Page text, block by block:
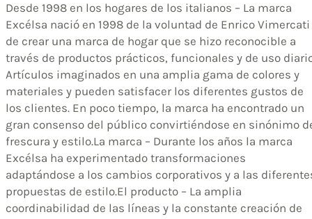
Desde 1998 en los hogares de los italianos – La marca
Excélsa nació en 1998 de la voluntad de Enrico Vimercati
de crear una marca de hogar que se hizo reconocible a
través de productos prácticos, funcionales y de uso
Artículos imaginados en una amplia gama de colores y
materiales y pueden satisfacer los diferentes gustos de
los clientes. En poco tiempo, la marca ha encontrado un
gran consenso del público convirtiéndose en sinónimo
frescura y estilo.La marca – Durante los años la marca
Excélsa ha experimentado transformaciones
adaptándose a los cambios corporativos y a las
propuestas de estilo.El producto – La amplia
coordinabilidad de las líneas y la constante creación de